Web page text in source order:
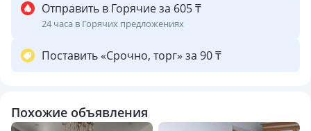
Отправить в Горячие за 605 ₸
24 часа в Горячих предложениях
Поставить «Срочно, торг» за 90 ₸
Похожие объявления